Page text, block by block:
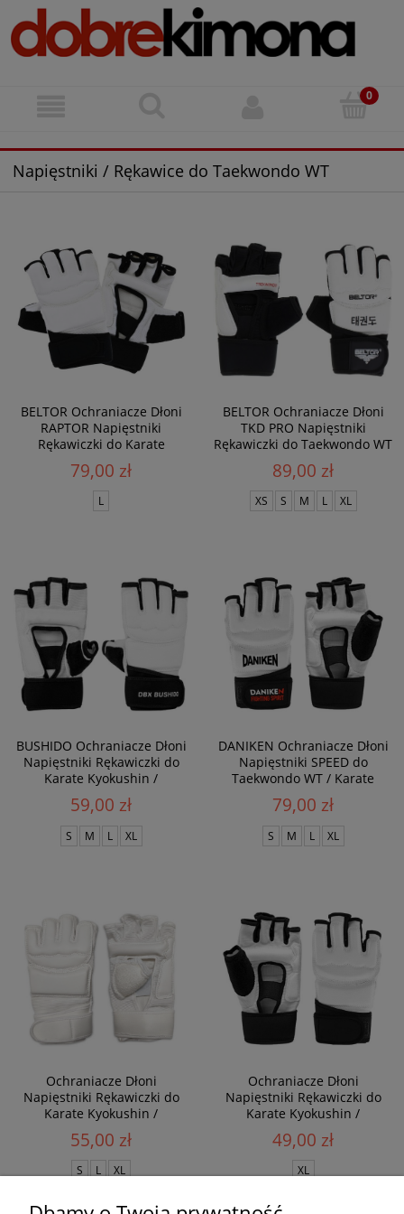
Napięstniki / Rękawice do Taekwondo WT
BELTOR Ochraniacze Dłoni
RAPTOR Napięstniki
Rękawiczki do Karate
Kyokushin / Taekwondo WT
79,00 zł
L
BELTOR Ochraniacze Dłoni
TKD PRO Napięstniki
Rękawiczki do Taekwondo WT
89,00 zł
XS S M L XL
BUSHIDO Ochraniacze Dłoni
Napięstniki Rękawiczki do
Karate Kyokushin /
Taekwondo WT
59,00 zł
S M L XL
DANIKEN Ochraniacze Dłoni
Napięstniki SPEED do
Taekwondo WT / Karate
Kyokushin
79,00 zł
S M L XL
Ochraniacze Dłoni
Napięstniki Rękawiczki do
Karate Kyokushin /
Shinkyokushin / Ashihara /
Enshin / Oyama
55,00 zł
S L XL
Ochraniacze Dłoni
Napięstniki Rękawiczki do
Karate Kyokushin /
Taekwondo WT
49,00 zł
XL